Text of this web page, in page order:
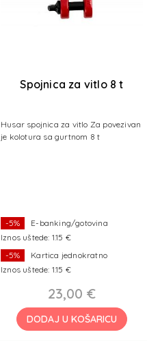
Spojnica za vitlo 8 t
Husar spojnica za vitlo Za povezivan
je kolotura sa gurtnom 8 t
-5%
E-banking/gotovina
Iznos uštede: 1.15 €
-5%
Kartica jednokratno
Iznos uštede: 1.15 €
23,00 €
DODAJ U KOŠARICU